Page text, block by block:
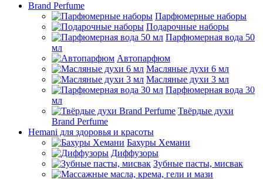
Brand Perfume
Парфюмерные наборы
Подарочные наборы
Парфюмерная вода 50
мл
Автопарфюм
Масляные духи 6 мл
Масляные духи 3 мл
Парфюмерная вода 30
мл
Твёрдые духи
Brand Perfume
Hemani для здоровья и красоты
Бахуры Хемани
Диффузоры
Зубные пасты, мисвак